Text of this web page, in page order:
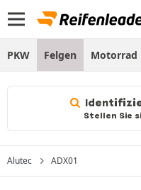
PKW Felgen Motorrad
Stellen Sie
Alutec ADX01